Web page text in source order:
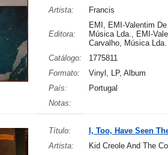
Artista:
Francis
Editora:
EMI, EMI-Valentim
Música Lda., EMI-
Carvalho, Música Lda.
Catálogo:
1775811
Formato:
Vinyl, LP, Album
País:
Portugal
Notas:
Título:
I, Too, Have Seen
Artista:
Kid Creole And The